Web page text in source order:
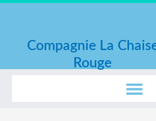
contenuCompagnie La
Rouge